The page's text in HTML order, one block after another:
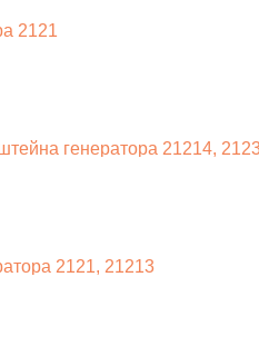
2121
генератора 21214,
2121, 21213